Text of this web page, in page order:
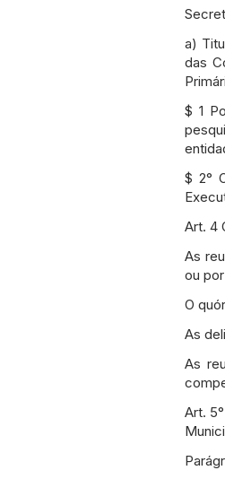
a)
das
$ 1
$ 2°
Art. 4
As
ou
O
As
As
Art.